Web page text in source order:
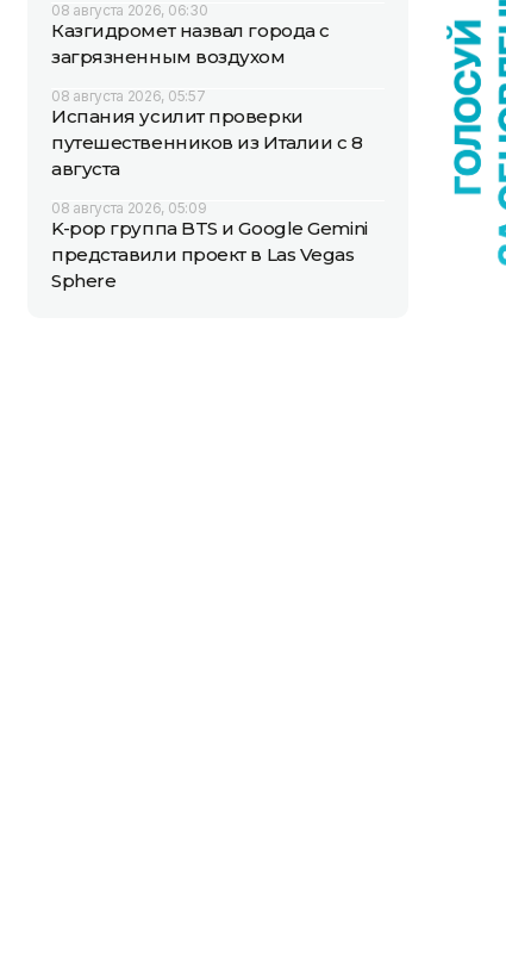
08 августа 2026, 06:30
Казгидромет назвал города с
загрязненным воздухом
08 августа 2026, 05:57
Испания усилит проверки
путешественников из Италии с 8
августа
08 августа 2026, 05:09
K-pop группа BTS и Google Gemini
представили проект в Las Vegas
Sphere